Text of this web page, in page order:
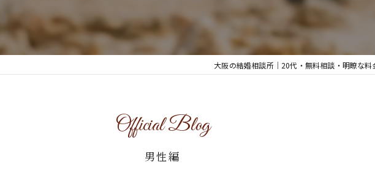
大阪の結婚相談所｜20代・無料相談・明瞭な料
Official Blog
男性編